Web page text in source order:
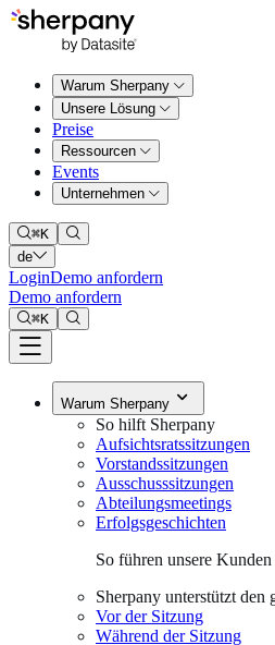
Warum Sherpany
Unsere Lösung
Preise
Ressourcen
Events
Unternehmen
⌘K
de
LoginDemo anfordern
Demo anfordern
⌘K
Warum Sherpany
So hilft Sherpany
Aufsichtsratssitzungen
Vorstandssitzungen
Ausschusssitzungen
Abteilungsmeetings
Erfolgsgeschichten
So führen unsere
Sherpany unterstützt den
Vor der Sitzung
Während der Sitzung